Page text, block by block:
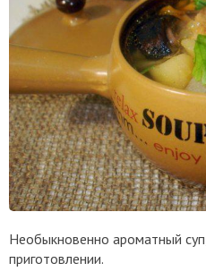
Необыкновенно ароматный
приготовлении.